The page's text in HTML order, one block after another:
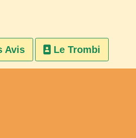
Avis Le Trombi